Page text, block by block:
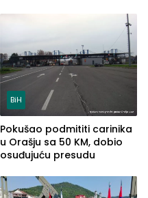
BiH
Pokušao podmititi carinika
u Orašju sa 50 KM, dobio
osuđujuću presudu